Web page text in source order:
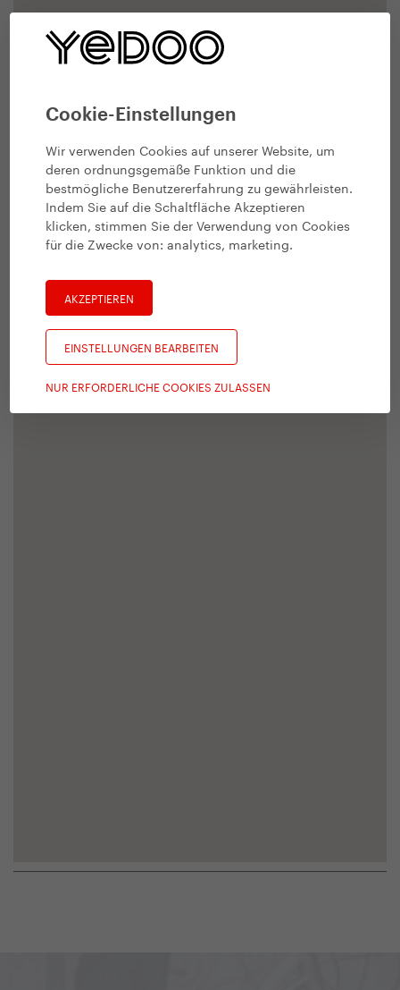
Cookie-Einstellungen
Wir verwenden Cookies auf unserer Website, um
deren ordnungsgemäße Funktion und die
bestmögliche Benutzererfahrung zu gewährleisten.
Indem Sie auf die Schaltfläche Akzeptieren
klicken, stimmen Sie der Verwendung von Cookies
für die Zwecke von:analytics, marketing.
AKZEPTIEREN
EINSTELLUNGEN BEARBEITEN
NUR ERFORDERLICHE COOKIES ZULASSEN